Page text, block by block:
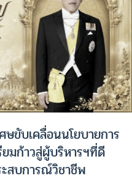
ขับเคลื่อนนโยบายการ
มก้าวสู่ผู้บริหารฯที่ดี
สบการณ์วิชาชีพ